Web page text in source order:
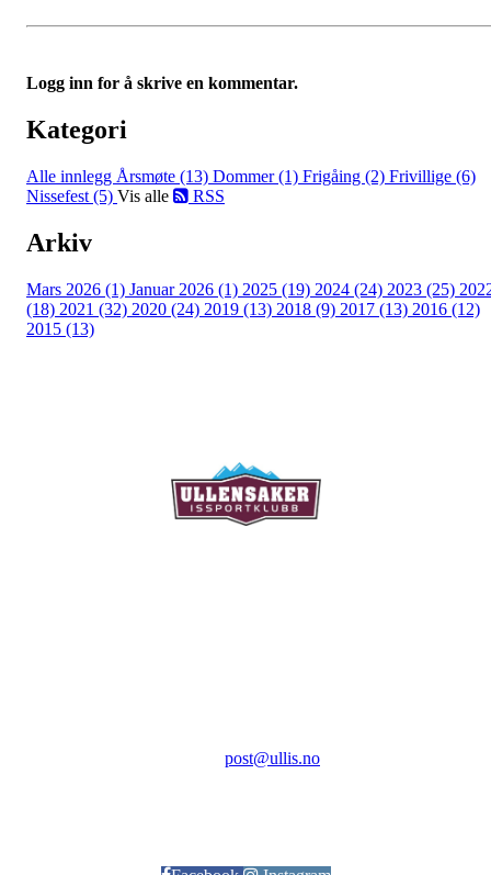
Logg inn for å skrive en kommentar.
Kategori
Alle innlegg Årsmøte (13) Dommer (1) Frigåing (2) Frivillige (6)
Nissefest (5) Vis alle RSS
Arkiv
Mars 2026 (1) Januar 2026 (1) 2025 (19) 2024 (24) 2023 (25)
(18) 2021 (32) 2020 (24) 2019 (13) 2018 (9) 2017 (13) 2016 (12)
2015 (13)
post@ullis.no